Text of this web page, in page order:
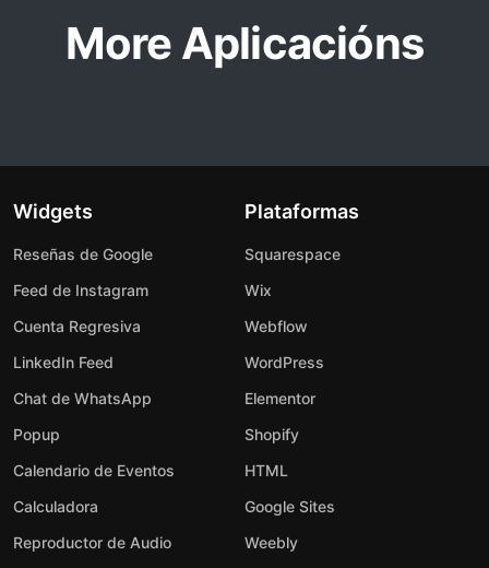
More Aplicacións
Widgets
Reseñas de Google
Feed de Instagram
Cuenta Regresiva
LinkedIn Feed
Chat de WhatsApp
Popup
Calendario de Eventos
Calculadora
Reproductor de Audio
Plataformas
Squarespace
Wix
Webflow
WordPress
Elementor
Shopify
HTML
Google Sites
Weebly